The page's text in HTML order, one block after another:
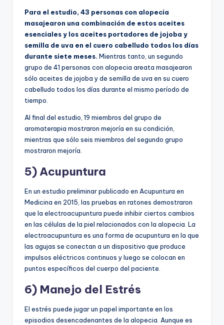
Para el estudio, 43 personas con alopecia
masajearon una combinación de estos aceites
esenciales y los aceites portadores de jojoba y
semilla de uva en el cuero cabelludo todos los días
durante siete meses. Mientras tanto, un segundo
grupo de 41 personas con alopecia areata masajearon
sólo aceites de jojoba y de semilla de uva en su cuero
cabelludo todos los días durante el mismo período de
tiempo.
Al final del estudio, 19 miembros del grupo de
aromaterapia mostraron mejoría en su condición,
mientras que sólo seis miembros del segundo grupo
mostraron mejoría.
5) Acupuntura
En un estudio preliminar publicado en Acupuntura en
Medicina en 2015, las pruebas en ratones demostraron
que la electroacupuntura puede inhibir ciertos cambios
en las células de la piel relacionados con la alopecia. La
electroacupuntura es una forma de acupuntura en la que
las agujas se conectan a un dispositivo que produce
impulsos eléctricos continuos y luego se colocan en
puntos específicos del cuerpo del paciente.
6) Manejo del Estrés
El estrés puede jugar un papel importante en los
episodios desencadenantes de la alopecia. Aunque es